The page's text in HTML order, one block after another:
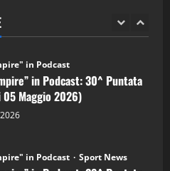
Maggio 2026)
in Podcast Sport News
in Podcast: 29^ Puntata
Aprile 2026)